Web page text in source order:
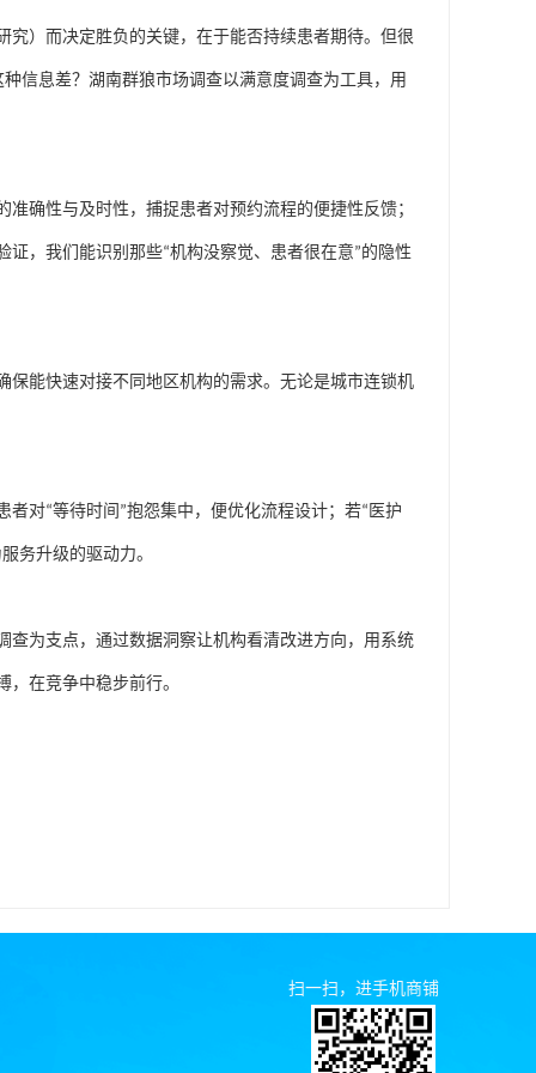
究） 而决定胜负的关键，在于能否持续患者期待。但很
信息差？湖南群狼市场调查以满意度调查为工具，用
确性与及时性，捕捉患者对预约流程的便捷性反馈；
证，我们能识别那些“机构没察觉、患者很在意” 的隐性
保能快速对接不同地区机构的需求。无论是城市连锁机
者对“等待时间 ”抱怨集中，便优化流程设计；若“ 医护
务升级的驱动力。
查为支点，通过数据洞察让机构看清改进方向，用系统
在竞争中稳步前行。
扫一扫，进手机商铺